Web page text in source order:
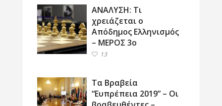
ΑΝΑΛΥΣΗ: Τι
χρειάζεται ο
Απόδημος Ελληνισμός
– ΜΕΡΟΣ 3ο
13
Τα Βραβεία
“Ευπρέπεια 2019” – Οι